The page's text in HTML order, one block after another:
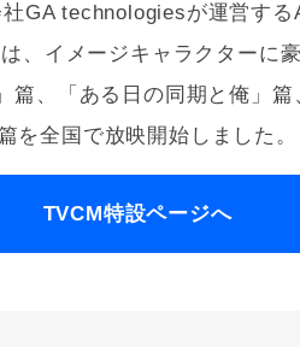
GA technologiesが運営する
、イメージキャラクターに
篇、「ある日の同期と俺」篇
を全国で放映開始しました。
TVCM特設ページへ